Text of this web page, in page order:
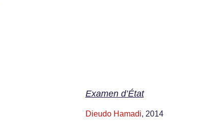
Examen d’État
Dieudo Hamadi, 2014